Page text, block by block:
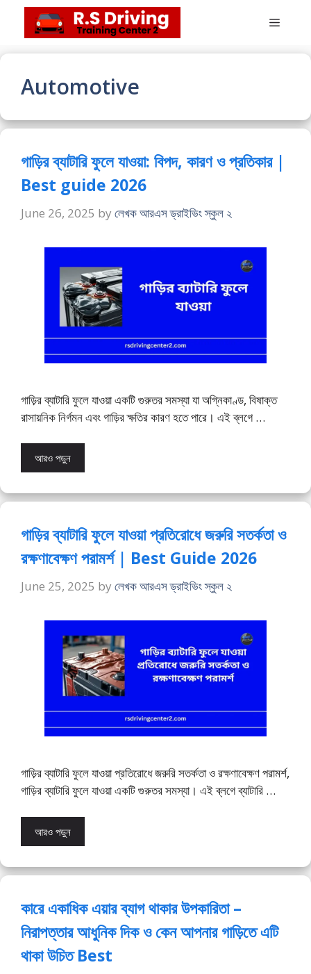
content
Menu
Automotive
গাড়ির ব্যাটারি ফুলে যাওয়া: বিপদ, কারণ ও প্রতিকার |
Best guide 2026
June 26, 2025 by লেখক আরএস ড্রাইভিং স্কুল ২
গাড়ির ব্যাটারি ফুলে যাওয়া একটি গুরুতর সমস্যা যা অগ্নিকাণ্ড, বিষাক্ত
রাসায়নিক নির্গমন এবং গাড়ির ক্ষতির কারণ হতে পারে। এই ব্লগে …
আরও পড়ুন
গাড়ির ব্যাটারি ফুলে যাওয়া প্রতিরোধে জরুরি সতর্কতা ও
রক্ষণাবেক্ষণ পরামর্শ | Best Guide 2026
June 25, 2025 by লেখক আরএস ড্রাইভিং স্কুল ২
গাড়ির ব্যাটারি ফুলে যাওয়া প্রতিরোধে জরুরি সতর্কতা ও রক্ষণাবেক্ষণ পরামর্শ,
গাড়ির ব্যাটারি ফুলে যাওয়া একটি গুরুতর সমস্যা। এই ব্লগে ব্যাটারি …
আরও পড়ুন
কারে একাধিক এয়ার ব্যাগ থাকার উপকারিতা –
নিরাপত্তার আধুনিক দিক ও কেন আপনার গাড়িতে এটি
থাকা উচিত Best